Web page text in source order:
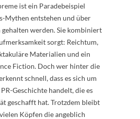
ist ein Paradebeispiel
Mythen entstehen und über
gehalten werden. Sie kombiniert
sorgt: Reichtum,
Materialien und ein
Fiction. Doch wer hinter die
schnell, dass es sich um
Geschichte handelt, die es
geschafft hat. Trotzdem bleibt
Köpfen die angeblich